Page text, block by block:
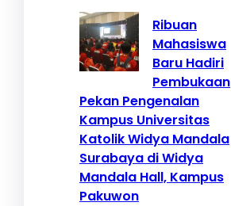
Ribuan
Mahasiswa
Baru Hadiri
Pembukaan
Pekan Pengenalan
Kampus Universitas
Katolik Widya Mandala
Surabaya di Widya
Mandala Hall, Kampus
Pakuwon